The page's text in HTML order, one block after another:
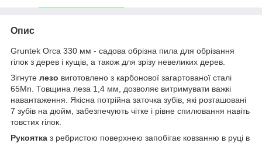
Опис
Gruntek Orca 330 мм - садова обрізна пила для обрізання
гілок з дерев і кущів, а також для зрізу невеликих дерев.
Зігнуте лезо виготовлено з карбонової загартованої сталі
65Mn. Товщина леза 1,4 мм, дозволяє витримувати важкі
навантаження. Якісна потрійна заточка зубів, які розташовані
7 зубів на дюйм, забезпечують чітке і рівне спилювання навіть
товстих гілок.
Рукоятка з ребристою поверхнею запобігає ковзанню в руці в